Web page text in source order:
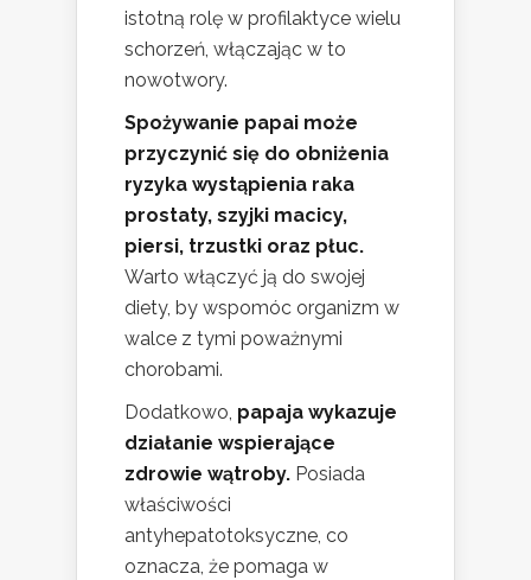
istotną rolę w profilaktyce wielu
schorzeń, włączając w to
nowotwory.
Spożywanie papai może
przyczynić się do obniżenia
ryzyka wystąpienia raka
prostaty, szyjki macicy,
piersi, trzustki oraz płuc.
Warto włączyć ją do swojej
diety, by wspomóc organizm w
walce z tymi poważnymi
chorobami.
Dodatkowo, papaja wykazuje
działanie wspierające
zdrowie wątroby. Posiada
właściwości
antyhepatotoksyczne, co
oznacza, że pomaga w